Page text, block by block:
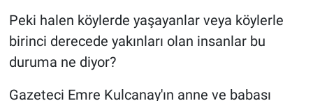
Peki halen köylerde yaşayanlar veya köylerle
birinci derecede yakınları olan insanlar bu
duruma ne diyor?
Gazeteci Emre Kulcanay'ın anne ve babası